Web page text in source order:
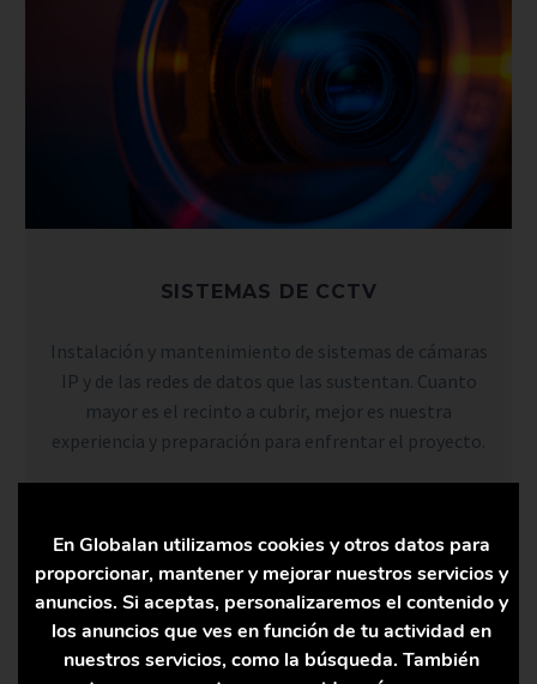
SISTEMAS DE CCTV
Instalación y mantenimiento de sistemas de cámaras
IP y de las redes de datos que las sustentan. Cuanto
mayor es el recinto a cubrir, mejor es nuestra
experiencia y preparación para enfrentar el proyecto.
En Globalan utilizamos cookies y otros datos para
proporcionar, mantener y mejorar nuestros servicios y
anuncios. Si aceptas, personalizaremos el contenido y
los anuncios que ves en función de tu actividad en
nuestros servicios, como la búsqueda. También